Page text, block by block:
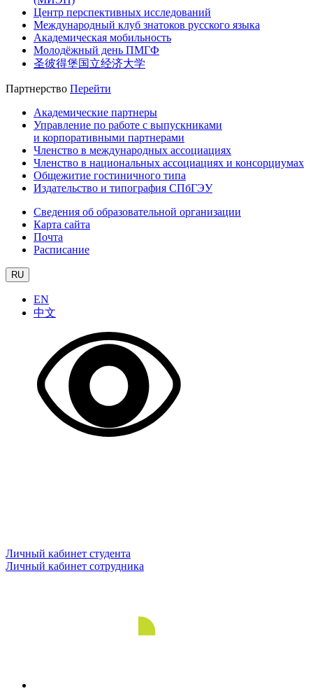
Центр перспективных исследований
Международный клуб знатоков русского языка
Академическая мобильность
Молодёжный день ПМГФ
圣彼得堡国立经济大学
Партнерство Перейти
Академические партнеры
Управление по работе с выпускниками
и корпоративными партнерами
Членство в международных ассоциациях
Членство в национальных ассоциациях и консорциумах
Общежитие гостиничного типа
Издательство и типография СПбГЭУ
Сведения об образовательной организации
Карта сайта
Почта
Расписание
RU
EN
中文
Личный кабинет студента
Личный кабинет сотрудника